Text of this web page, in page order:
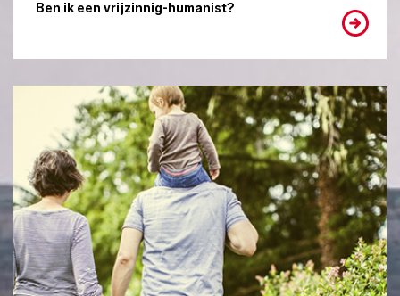
Ben ik een vrijzinnig-humanist?